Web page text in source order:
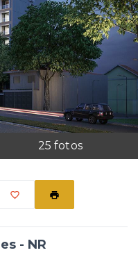
25 fotos
- NR